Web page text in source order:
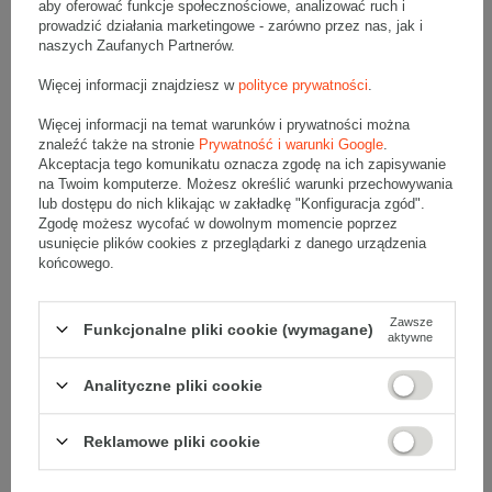
• Średnica tulei:ϕ50
• Rodzaj tworzywa:Folia polietylenowa LLDPE
Folia stretch ręczna jest najprostszym i ekonomicznym
sposobem pakowania produktów. Charakteryzuje się
efektywnością i wytrzymałością, dzięki czemu można nią pakować
przedmioty zarówno małe jak i bardzo duże. Nadaje się do
pakowania pojedynczych rzeczy jak i owijania pełnowymiarowych
Opinie (0)
aby oferować funkcje społecznościowe, analizować ruch i
prowadzić działania marketingowe - zarówno przez nas, jak i
naszych Zaufanych Partnerów.
Więcej informacji znajdziesz w polityce prywatności
Więcej informacji na temat warunków i prywatności można
znaleźć także na stronie Prywatność i warunki Google
Akceptacja tego komunikatu oznacza zgodę na ich zapisywanie
na Twoim komputerze. Możesz określić warunki przechowywania
lub dostępu do nich klikając w zakładkę "Konfiguracja zgód".
Zgodę możesz wycofać w dowolnym momencie poprzez
usunięcie plików cookies z przeglądarki z danego urządzenia
końcowego.
Funkcjonalne pliki cookie (wymagane)
Zawsze
aktywne
Analityczne pliki cookie
Reklamowe pliki cookie